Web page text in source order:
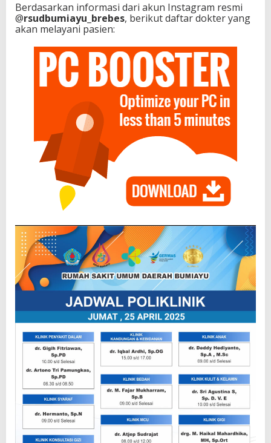
Berdasarkan informasi dari akun Instagram resmi
@rsudbumiayu_brebes, berikut daftar dokter yang
akan melayani pasien: